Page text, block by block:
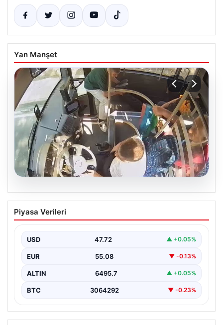
Yan Manşet
Otobüste Rahatsızlanan Yolcu Şoförün
Hızlı Müdahalesi ile Hastaneye
Trabzon'da halk otobüsünde aniden rahatsızlanan 76
Sinan…
Piyasa Verileri
USD 47.72 ▲ +0.05%
EUR 55.08 ▼ -0.13%
ALTIN 6495.7 ▲ +0.05%
BTC 3064292 ▼ -0.23%